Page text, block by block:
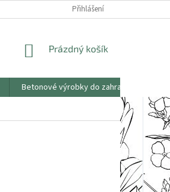
PODMÍNKY OCHRANY
Přihlášení
NÁKUPNÍ
Prázdný košík
Betonové výrobky do zahrad